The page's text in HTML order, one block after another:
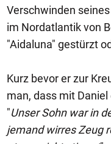
Verschwinden
im Nordatlantik von
"Aidaluna" gestürzt
Kurz bevor er zur
man, dass mit
"Unser Sohn war in
jemand wirres Zeug